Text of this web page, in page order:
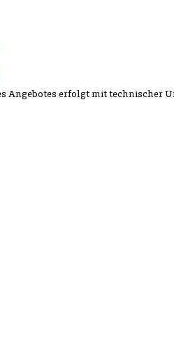
Angebotes erfolgt mit technischer